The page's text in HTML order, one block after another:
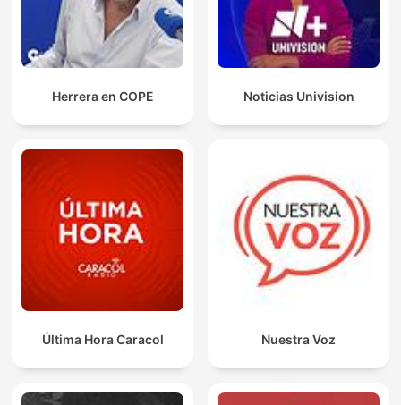
Herrera en COPE Noticias Univision
Última Hora Caracol Nuestra Voz